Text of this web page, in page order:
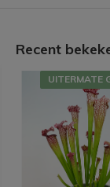
Recent
UITERMATE